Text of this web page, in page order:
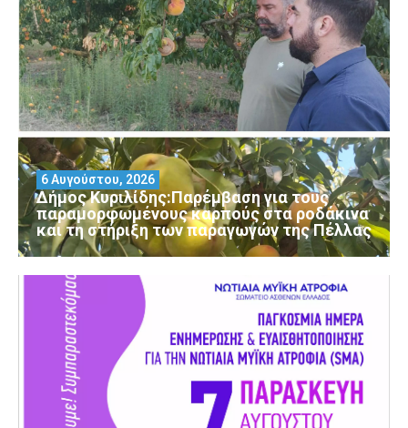
Δήμος Κυριλίδης:Παρέμβαση για τους
παραμορφωμένους καρπούς στα ροδάκινα
και τη στήριξη των παραγωγών της Πέλλας
6 Αυγούστου, 2026